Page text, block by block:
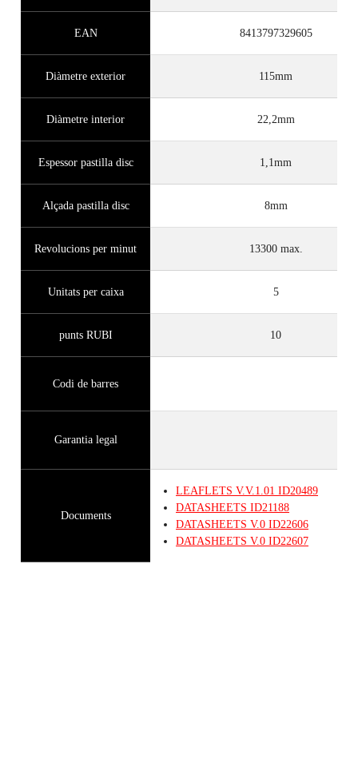
EAN 8413797329605
Diàmetre exterior 115mm
Diàmetre interior 22,2mm
Espessor pastilla disc 1,1mm
Alçada pastilla disc 8mm
Revolucions per minut 13300 max.
Unitats per caixa 5
punts RUBI 10
Codi de barres
Garantia legal
Documents
LEAFLETS V.V.1.01 ID20489
DATASHEETS ID21188
DATASHEETS V.0 ID22606
DATASHEETS V.0 ID22607